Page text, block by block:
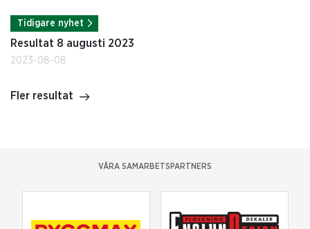
Tidigare nyhet
Resultat 8 augusti 2023
2023-08-08
Fler resultat
VÅRA SAMARBETSPARTNERS